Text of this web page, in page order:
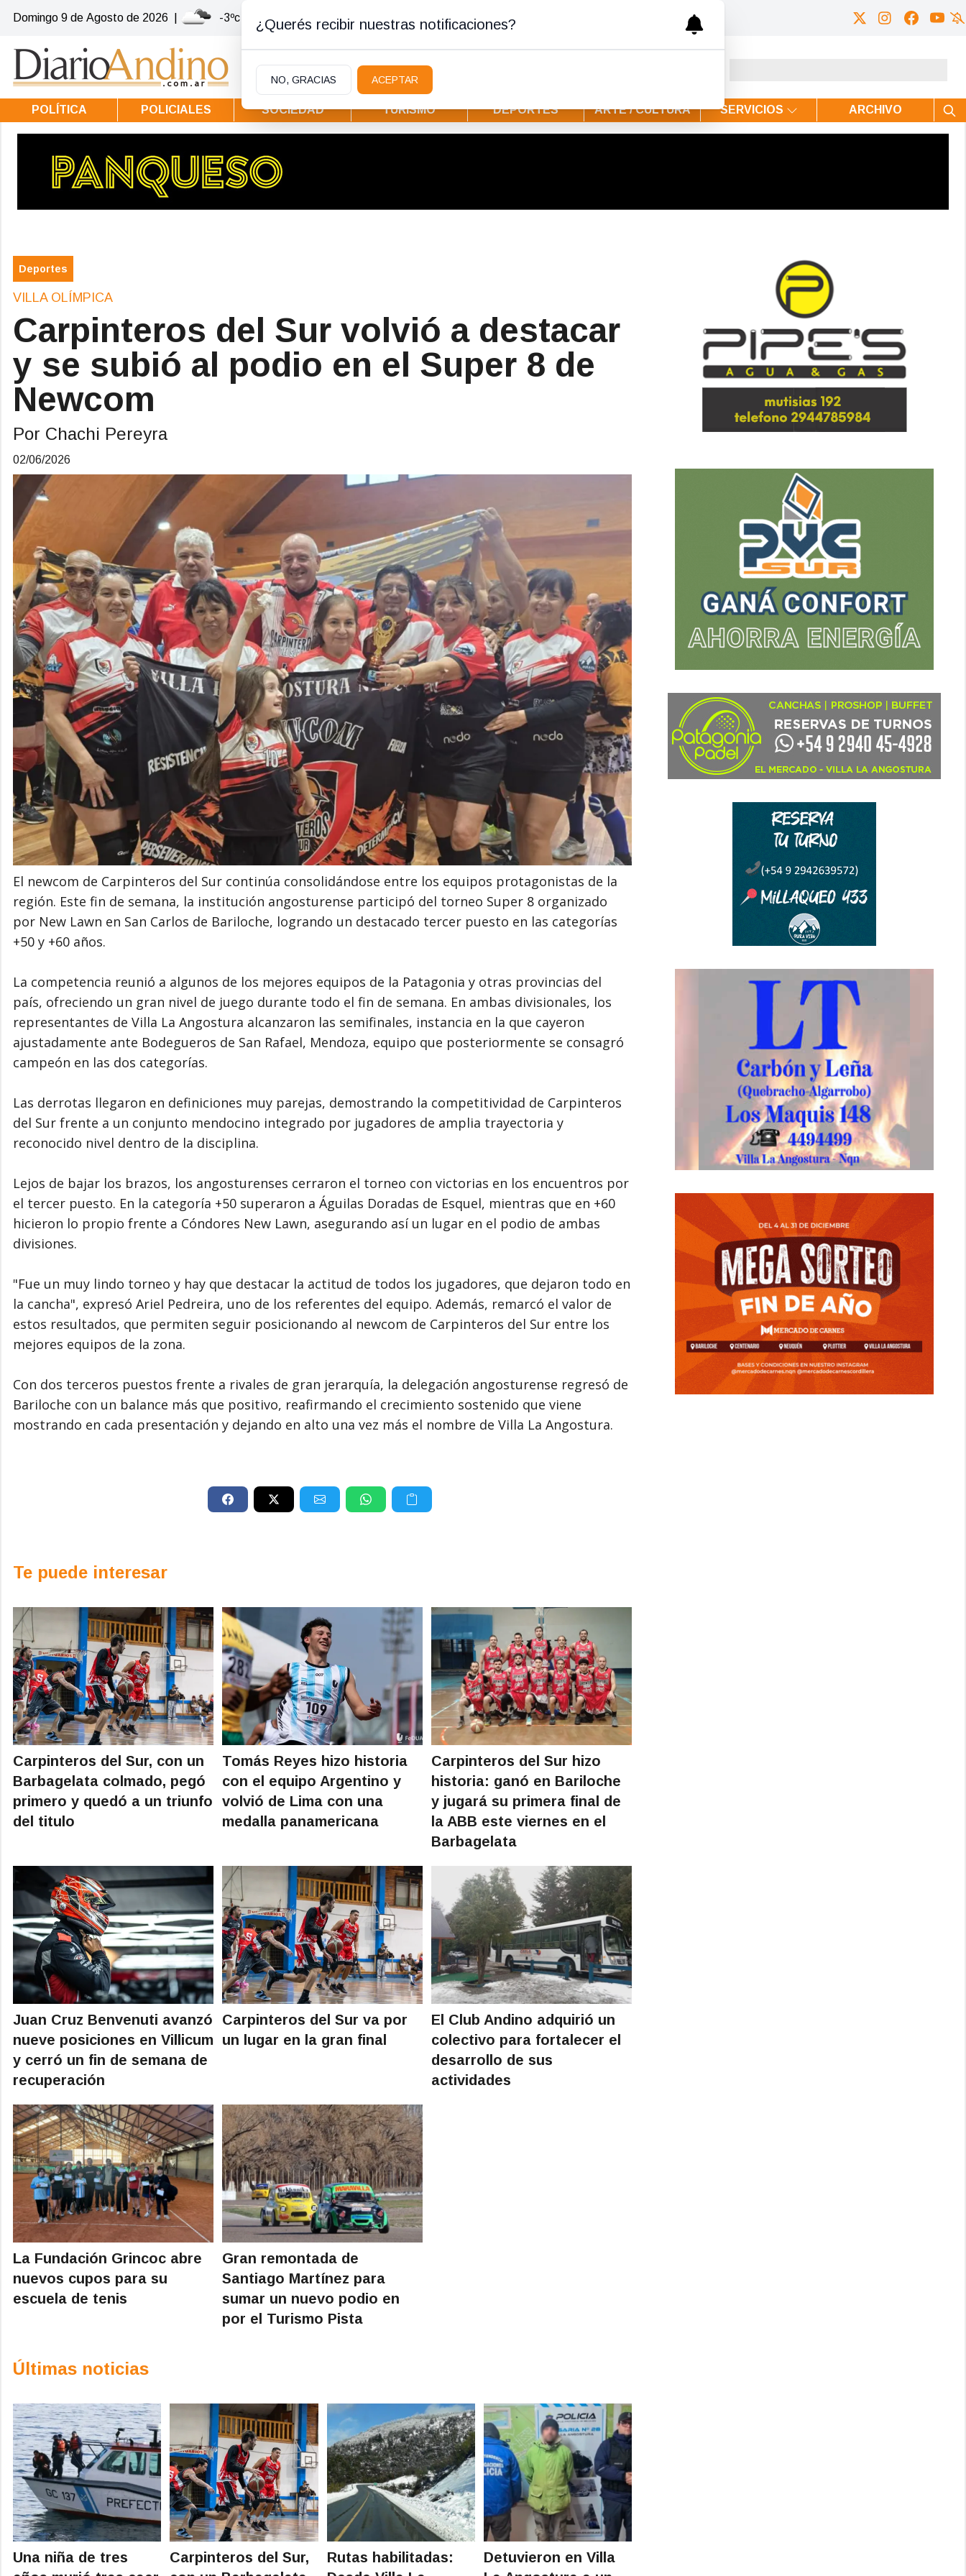
Domingo 9 de Agosto de 2026 -3ºc | Villa la Angostura
POLÍTICA POLICIALES SOCIEDAD TURISMO DEPORTES ARTE / CULTURA SERVICIOS ARCHIVO
Deportes
VILLA OLÍMPICA
Carpinteros del Sur volvió a destacar
y se subió al podio en el Super 8 de
Newcom
Por Chachi Pereyra
02/06/2026
El newcom de Carpinteros del Sur continúa consolidándose entre los equipos protagonistas de la
región. Este fin de semana, la institución angosturense participó del torneo Super 8 organizado
por New Lawn en San Carlos de Bariloche, logrando un destacado tercer puesto en las categorías
+50 y +60 años.
La competencia reunió a algunos de los mejores equipos de la Patagonia y otras provincias del
país, ofreciendo un gran nivel de juego durante todo el fin de semana. En ambas divisionales, los
representantes de Villa La Angostura alcanzaron las semifinales, instancia en la que cayeron
ajustadamente ante Bodegueros de San Rafael, Mendoza, equipo que posteriormente se consagró
campeón en las dos categorías.
Las derrotas llegaron en definiciones muy parejas, demostrando la competitividad de Carpinteros
del Sur frente a un conjunto mendocino integrado por jugadores de amplia trayectoria y
reconocido nivel dentro de la disciplina.
Lejos de bajar los brazos, los angosturenses cerraron el torneo con victorias en los encuentros por
el tercer puesto. En la categoría +50 superaron a Águilas Doradas de Esquel, mientras que en +60
hicieron lo propio frente a Cóndores New Lawn, asegurando así un lugar en el podio de ambas
divisiones.
"Fue un muy lindo torneo y hay que destacar la actitud de todos los jugadores, que dejaron todo en
la cancha", expresó Ariel Pedreira, uno de los referentes del equipo. Además, remarcó el valor de
estos resultados, que permiten seguir posicionando al newcom de Carpinteros del Sur entre los
mejores equipos de la zona.
Con dos terceros puestos frente a rivales de gran jerarquía, la delegación angosturense regresó de
Bariloche con un balance más que positivo, reafirmando el crecimiento sostenido que viene
mostrando en cada presentación y dejando en alto una vez más el nombre de Villa La Angostura.
Te puede interesar
Carpinteros del Sur, con un
Barbagelata colmado, pegó
primero y quedó a un triunfo
del titulo
Tomás Reyes hizo historia
con el equipo Argentino y
volvió de Lima con una
medalla panamericana
Carpinteros del Sur hizo
historia: ganó en Bariloche
y jugará su primera final de
la ABB este viernes en el
Barbagelata
Juan Cruz Benvenuti avanzó
nueve posiciones en Villicum
y cerró un fin de semana de
recuperación
Carpinteros del Sur va por
un lugar en la gran final
El Club Andino adquirió un
colectivo para fortalecer el
desarrollo de sus
actividades
La Fundación Grincoc abre
nuevos cupos para su
escuela de tenis
Gran remontada de
Santiago Martínez para
sumar un nuevo podio en
por el Turismo Pista
Últimas noticias
Una niña de tres
Carpinteros del Sur,
Rutas habilitadas:
Detuvieron en Villa
¿Querés recibir nuestras notificaciones?
NO, GRACIAS ACEPTAR